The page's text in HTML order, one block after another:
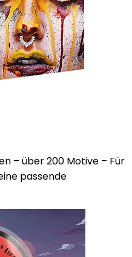
– über 200 Motive – Für
passende